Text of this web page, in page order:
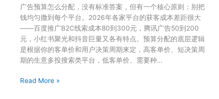
个
月
亏，
问
题
广告预算怎么分配，没有标准答案，但有一个核心原则：别把
钱均匀撒到每个平台。2026年各家平台的获客成本差距很大
——百度推广B2C线索成本80到300元，腾讯广告50到200
元，小红书聚光和抖音巨量又各有特点。预算分配的底层逻辑
是根据你的客单价和用户决策周期来定，高客单价、短决策周
期的生意多投搜索类平台，低客单价、需要种…
每
Read More »